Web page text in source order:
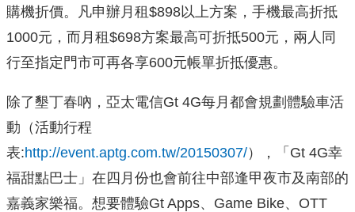
購機折價。凡申辦月租$898以上方案，手機最高折抵
1000元，而月租$698方案最高可折抵500元，兩人同
行至指定門市可再各享600元帳單折抵優惠。
除了墾丁春吶，亞太電信Gt 4G每月都會規劃體驗車活
動（活動行程
表:http://event.aptg.com.tw/20150307/），「Gt 4G幸
福甜點巴士」在四月份也會前往中部逢甲夜市及南部的
嘉義家樂福。想要體驗Gt Apps、Game Bike、OTT